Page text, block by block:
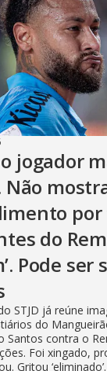
jogador
Não
do
Pode ser
STJD já reúne
do
Santos contra o
Foi xingado,
Gritou